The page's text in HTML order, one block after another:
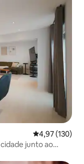
Classificação
4,97 (130)
junto ao